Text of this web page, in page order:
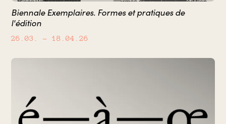
Biennale Exemplaires. Formes et pratiques de
l'édition
26.03. – 18.04.26